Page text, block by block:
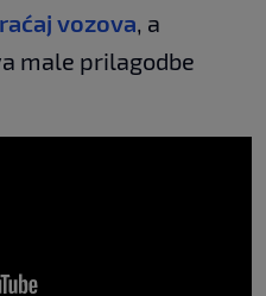
vozova, a
male prilagodbe